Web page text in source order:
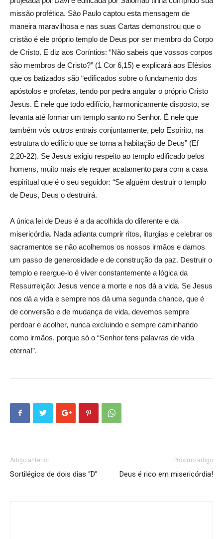
missão profética. São Paulo captou esta mensagem de
maneira maravilhosa e nas suas Cartas demonstrou que o
cristão é ele próprio templo de Deus por ser membro do Corpo
de Cristo. E diz aos Coríntios: “Não sabeis que vossos corpos
são membros de Cristo?” (1 Cor 6,15) e explicará aos Efésios
que os batizados são “edificados sobre o fundamento dos
apóstolos e profetas, tendo por pedra angular o próprio Cristo
Jesus. É nele que todo edifício, harmonicamente disposto, se
levanta até formar um templo santo no Senhor. É nele que
também vós outros entrais conjuntamente, pelo Espírito, na
estrutura do edifício que se torna a habitação de Deus” (Ef
2,20-22). Se Jesus exigiu respeito ao templo edificado pelos
homens, muito mais ele requer acatamento para com a casa
espiritual que é o seu seguidor: “Se alguém destruir o templo
de Deus, Deus o destruirá.
A única lei de Deus é a da acolhida do diferente e da
misericórdia. Nada adianta cumprir ritos, liturgias e celebrar os
sacramentos se não acolhemos os nossos irmãos e damos
um passo de generosidade e de construção da paz. Destruir o
templo e reergue-lo é viver constantemente a lógica da
Ressurreição: Jesus vence a morte e nos dá a vida. Se Jesus
nos dá a vida e sempre nos dá uma segunda chance, que é
de conversão e de mudança de vida, devemos sempre
perdoar e acolher, nunca excluindo e sempre caminhando
como irmãos, porque só o “Senhor tens palavras de vida
eterna!”.
Artigo anterior
Sortilégios de dois dias “D”
Próximo artigo
Deus é rico em misericórdia!